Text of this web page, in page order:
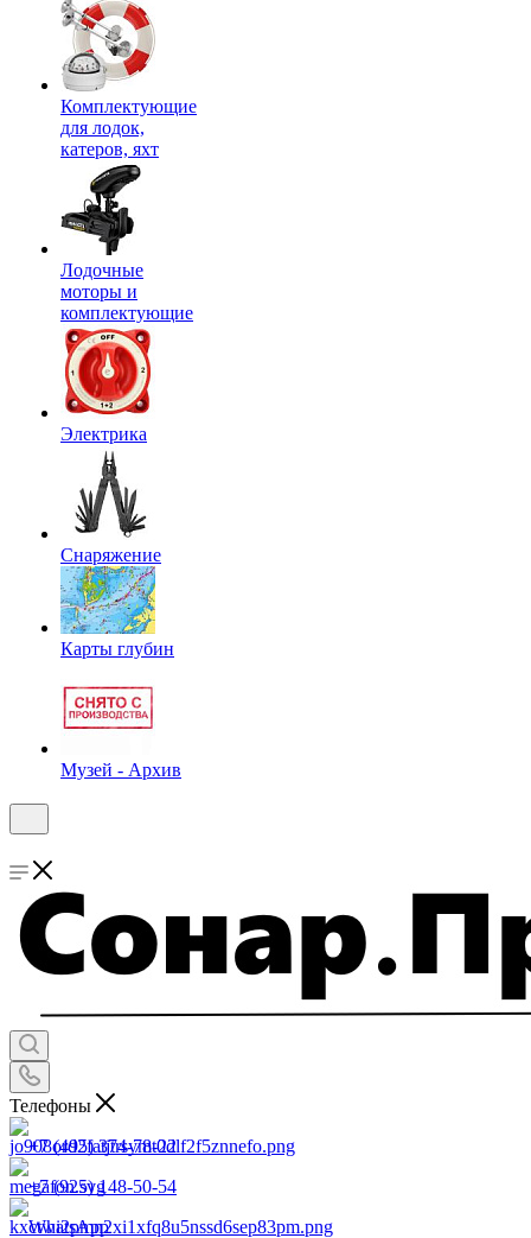
Комплектующие
для лодок,
катеров, яхт
Лодочные
моторы и
комплектующие
Электрика
Снаряжение
Карты глубин
Музей - Архив
Телефоны
+7 (495) 374-78-22
+7 (925) 148-50-54
WhatsApp